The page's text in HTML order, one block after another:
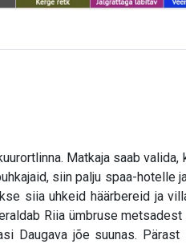
Matkaja saab
siin palju spaa-hotelle
siia uhkeid häärbereid ja
Riia ümbruse
Daugava jõe suunas.